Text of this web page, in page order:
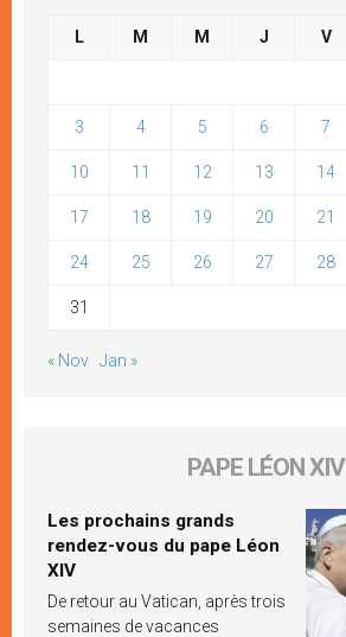
L M M J V
3 4 5 6 7
10 11 12 13 14
17 18 19 20 21
24 25 26 27 28
31
« Nov Jan »
PAPE LÉON XIV
Les prochains grands
rendez-vous du pape Léon
XIV
De retour au Vatican, après trois
semaines de vacances